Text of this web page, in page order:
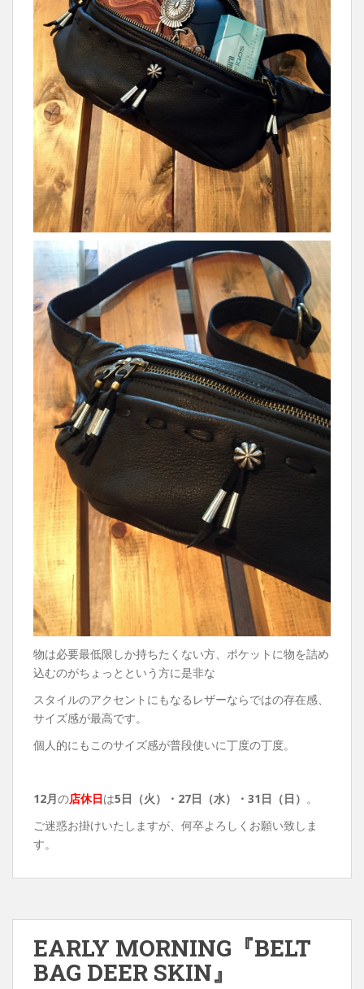
物は必要最低限しか持ちたくない方、ポケットに物を詰め
込むのがちょっとという方に是非な
スタイルのアクセントにもなるレザーならではの存在感、
サイズ感が最高です。
個人的にもこのサイズ感が普段使いに丁度の丁度。
12月の店休日は5日（火） ・27日（水）・31日（日） 。
ご迷惑お掛けいたしますが、何卒よろしくお願い致しま
す。
EARLY MORNING『BELT
BAG DEER SKIN』